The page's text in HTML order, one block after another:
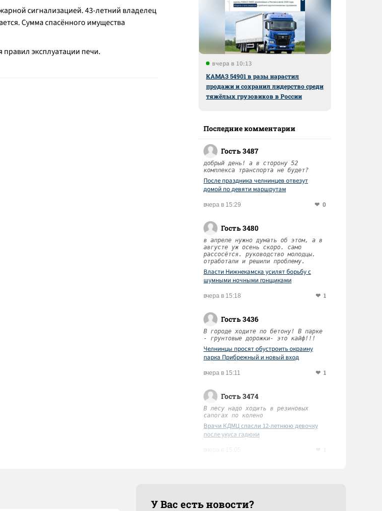
сигнализацией. 43-летний владелец
Сумма спасённого имущества
эксплуатации печи.
вчера в 10:13
КАМАЗ 54901 в разы нарастил
продажи и сохранил лидерство среди
тяжёлых грузовиков в России
Последние комментарии
Гость 3487
добрый день! а в сторону 52
комплекса транспорта не будет?
После праздника челнинцев отвезут
домой по девяти маршрутам
вчера в 15:29 0
Гость 3480
в апреле нужно думать об этом, а в
августе уж осень скоро. само
рассосётся. руководство молодцы.
отработали и решили проблему.
Власти Нижнекамска усилят борьбу с
шумными ночными гонщиками
вчера в 15:18 1
Гость 3436
В городе ходите по бетону! В парке
- грунтовые дорожки- это кайф!!!
Челнинцы просят обустроить окраину
парка Прибрежный и новый вход
вчера в 15:11 1
Гость 3474
В лесу надо ходить в резиновых
сапогах по колено
Врачи КДМЦ спасли 12-летнюю девочку
после укуса гадюки
У Вас есть новости?